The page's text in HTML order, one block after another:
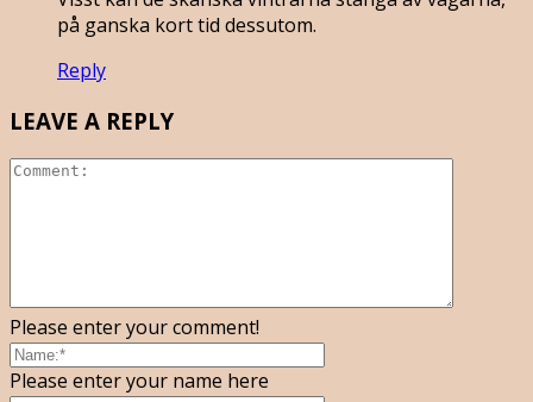
på ganska kort tid dessutom.
Reply
LEAVE A REPLY
Please enter your comment!
Please enter your name here